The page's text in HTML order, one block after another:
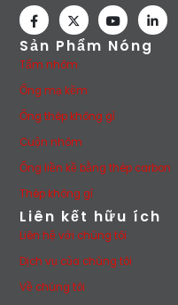
Sản Phẩm Nóng
Tấm nhôm
Ống mạ kẽm
Ống thép không gỉ
Cuộn nhôm
Ống liền kề bằng thép carbon
Thép không gỉ
Liên kết hữu ích
Liên hệ với chúng tôi
Dịch vụ của chúng tôi
Về chúng tôi